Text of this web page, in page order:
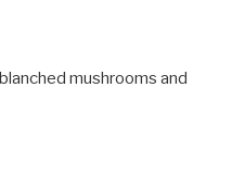
mushrooms and